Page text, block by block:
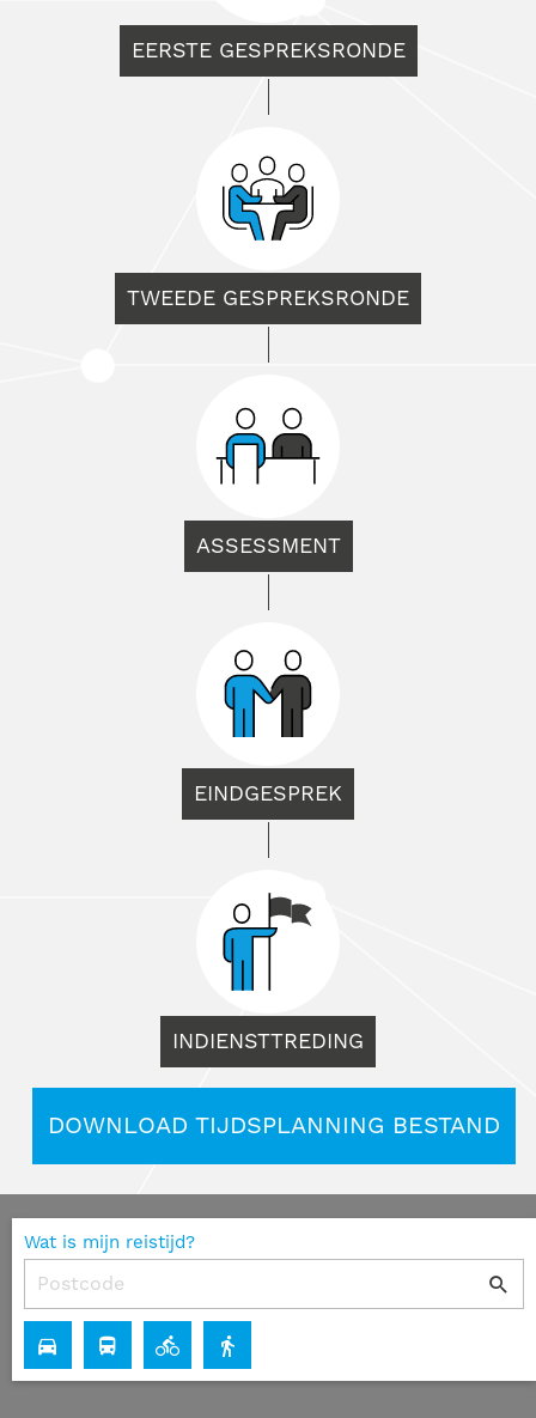
EERSTE GESPREKSRONDE
TWEEDE GESPREKSRONDE
ASSESSMENT
EINDGESPREK
INDIENSTTREDING
DOWNLOAD TIJDSPLANNING BESTAND
Wat is mijn reistijd?